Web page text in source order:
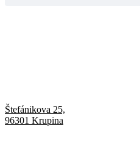
Štefánikova 25,
96301 Krupina